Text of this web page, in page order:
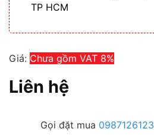
TP HCM
Giá: Chưa gồm VAT 8%
Liên hệ
Gọi đặt mua 0987126123